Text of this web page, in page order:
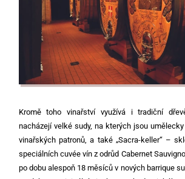
Kromě toho vinařství využívá i tradiční
nacházejí velké sudy, na kterých jsou
vinařských patronů, a také „Sacra-keller“ –
speciálních cuvée vín z odrůd Cabernet
po dobu alespoň 18 měsíců v nových barrique